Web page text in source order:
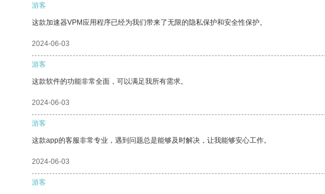
游客
这款加速器VPM应用程序已经为我们带来了无限的隐私保护和安全性保护。
2024-06-03
游客
这款软件的功能非常全面，可以满足我所有需求。
2024-06-03
游客
这款app的客服非常专业，遇到问题总是能够及时解决，让我能够安心工作。
2024-06-03
游客